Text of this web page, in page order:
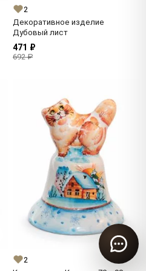
2
Декоративное изделие
Дубовый лист
471 ₽
692 ₽
2